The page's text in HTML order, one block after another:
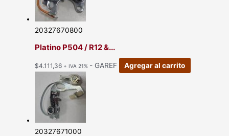
20327670800
Platino P504 / R12 &...
$4.111,36 + IVA 21% - GAREF Agregar al carrito
20327671000